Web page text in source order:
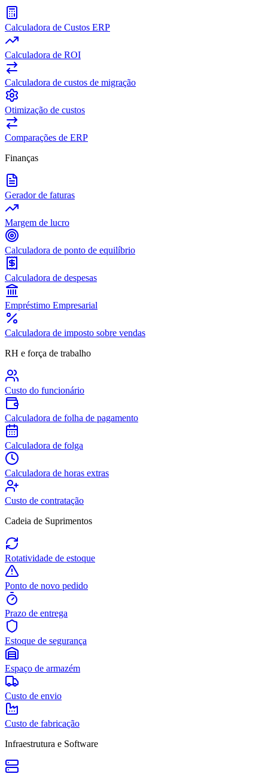
Calculadora de Custos ERP
Calculadora de ROI
Calculadora de custos de migração
Otimização de custos
Comparações de ERP
Finanças
Gerador de faturas
Margem de lucro
Calculadora de ponto de equilíbrio
Calculadora de despesas
Empréstimo Empresarial
Calculadora de imposto sobre vendas
RH e força de trabalho
Custo do funcionário
Calculadora de folha de pagamento
Calculadora de folga
Calculadora de horas extras
Custo de contratação
Cadeia de Suprimentos
Rotatividade de estoque
Ponto de novo pedido
Prazo de entrega
Estoque de segurança
Espaço de armazém
Custo de envio
Custo de fabricação
Infraestrutura e Software